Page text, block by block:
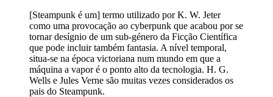
[Steampunk é um] termo utilizado por K. W. Jeter
como uma provocação ao cyberpunk que acabou por se
tornar desígnio de um sub-género da Ficção Científica
que pode incluir também fantasia. A nível temporal,
situa-se na época victoriana num mundo em que a
máquina a vapor é o ponto alto da tecnologia. H. G.
Wells e Jules Verne são muitas vezes considerados os
pais do Steampunk.